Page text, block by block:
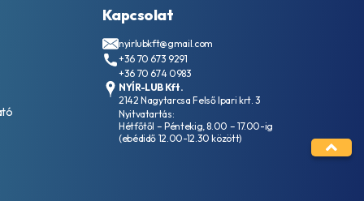
Kapcsolat
nyirlubkft@gmail.com
+36 70 673 9291
+36 70 674 0983
NYÍR-LUB Kft.
2142 Nagytarcsa Felső Ipari krt. 3
Nyitvatartás:
Hétfőtől – Péntekig, 8.00 – 17.00-ig
(ebédidő 12.00-12.30 között)